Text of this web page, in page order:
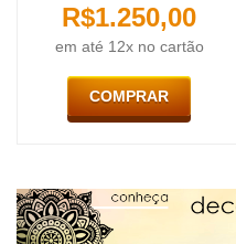
R$1.250,00
em até 12x no cartão
COMPRAR